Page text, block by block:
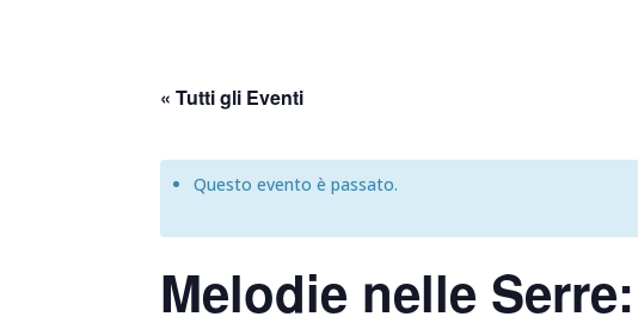
« Tutti gli Eventi
Questo evento è passato.
Melodie nelle